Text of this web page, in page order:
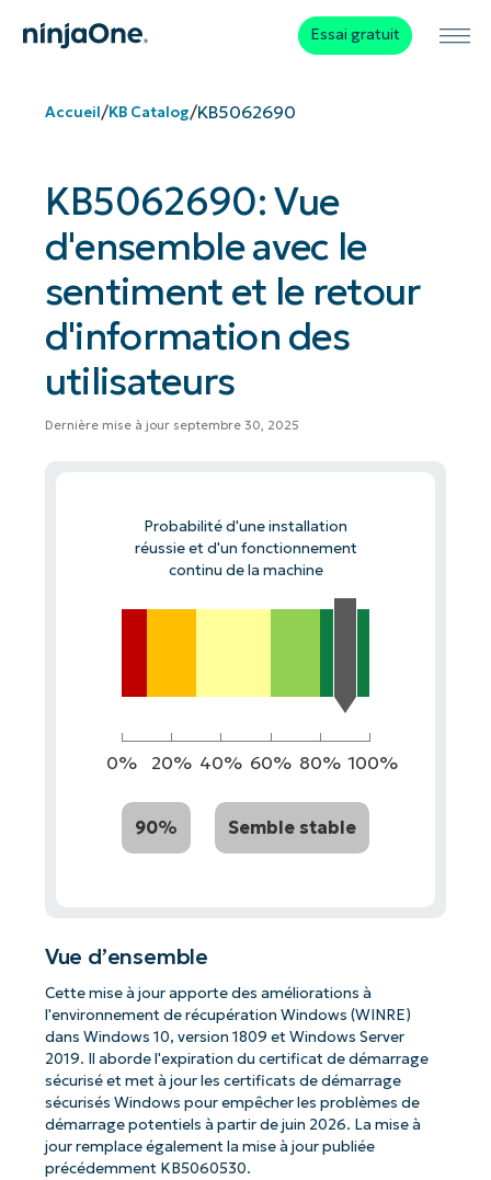
Essai gratuit
Accueil/KB Catalog/KB5062690
KB5062690: Vue
d'ensemble avec le
sentiment et le retour
d'information des
utilisateurs
Dernière mise à jour septembre 30, 2025
Probabilité d'une installation
réussie et d'un fonctionnement
continu de la machine
0% 20% 40% 60% 80% 100%
90% Semble stable
Vue d’ensemble
Cette mise à jour apporte des améliorations à
l'environnement de récupération Windows (WINRE)
dans Windows 10, version 1809 et Windows Server
2019. Il aborde l'expiration du certificat de démarrage
sécurisé et met à jour les certificats de démarrage
sécurisés Windows pour empêcher les problèmes de
démarrage potentiels à partir de juin 2026. La mise à
jour remplace également la mise à jour publiée
précédemment KB5060530.